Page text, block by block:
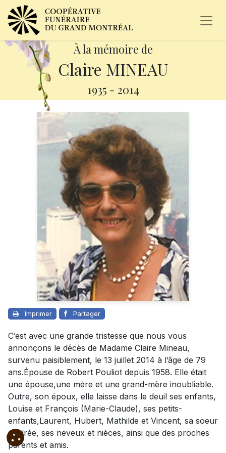
À la mémoire de
Claire MINEAU
1935 - 2014
Imprimer Partager
C’est avec une grande tristesse que nous vous
annonçons le décès de Madame Claire Mineau,
survenu paisiblement, le 13 juillet 2014 à l’âge de 79
ans.Épouse de Robert Pouliot depuis 1958. Elle était
une épouse,une mère et une grand-mère inoubliable.
Outre, son époux, elle laisse dans le deuil ses enfants,
Louise et François (Marie-Claude), ses petits-
enfants,Laurent, Hubert, Mathilde et Vincent, sa soeur
Andrée, ses neveux et nièces, ainsi que des proches
parents et amis.